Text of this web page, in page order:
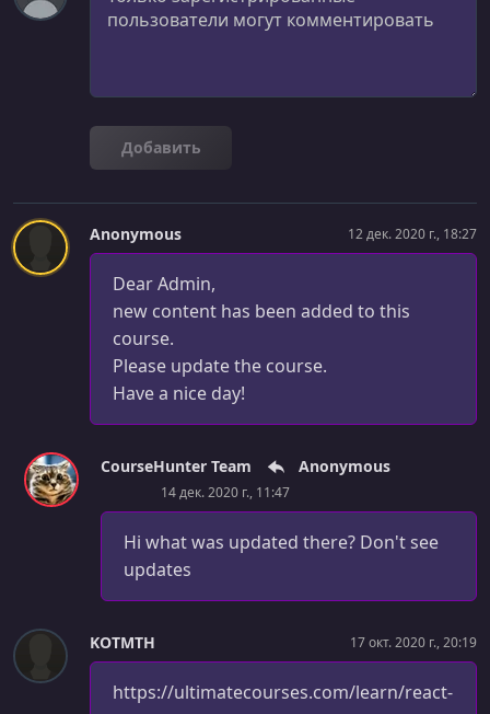
Добавить
Anonymous 12 дек. 2020 г., 18:27
Dear Admin,
new content has been added to this
course.
Please update the course.
Have a nice day!
CourseHunter Team Anonymous
14 дек. 2020 г., 11:47
Hi what was updated there? Don't see
updates
KOTMTH 17 окт. 2020 г., 20:19
https://ultimatecourses.com/learn/react-